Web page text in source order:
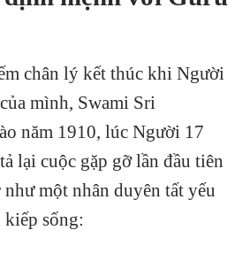
chân lý kết thúc khi Người
mình, Swami Sri
năm 1910, lúc Người 17
lại cuộc gặp gỡ lần đầu tiên
một nhân duyên tất yếu
kiếp sống: